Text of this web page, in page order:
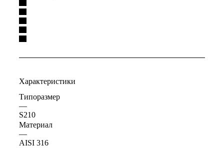
Характеристики
Типоразмер
—
S210
Материал
—
AISI 316